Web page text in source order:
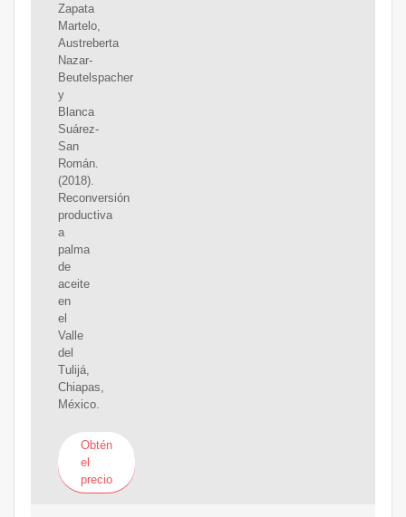
Zapata
Martelo,
Austreberta
Nazar-
Beutelspacher
y
Blanca
Suárez-
San
Román.
(2018).
Reconversión
productiva
a
palma
de
aceite
en
el
Valle
del
Tulijá,
Chiapas,
México.
Obtén
el
precio